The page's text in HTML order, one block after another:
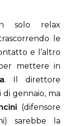
solo relax
le
e l’altro
mettere in
. Il direttore
gennaio, ma
(difensore
sarebbe la